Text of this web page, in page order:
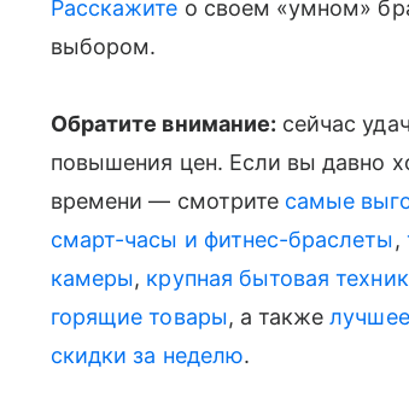
Расскажите о своем «умном»
выбором.
Обратите внимание: сейчас
повышения цен. Если вы давно
времени — смотрите самые
смарт-часы и фитнес-браслеты,
камеры, крупная бытовая
горящие товары, а также
скидки за неделю.